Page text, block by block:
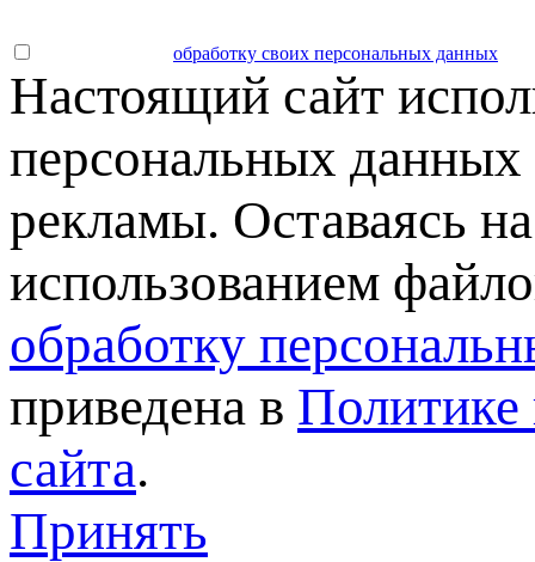
обработку своих персональных данных
Настоящий сайт
персональных данных
рекламы. Оставаясь
использованием
обработку
приведена в Политике
сайта.
Принять